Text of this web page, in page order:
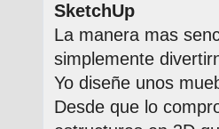
SketchUp
La manera mas
simplemente
Yo diseñe unos
Desde que lo